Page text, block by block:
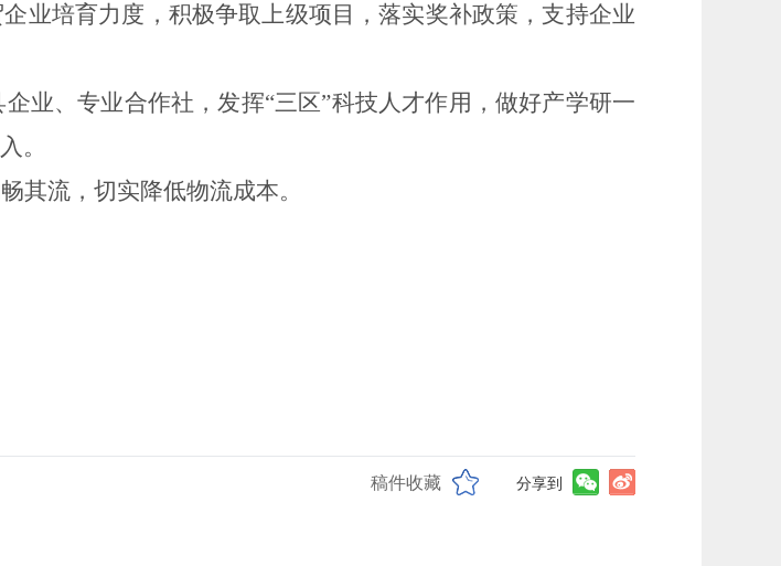
业培育力度，积极争取上级项目，落实奖补政策，支持企业
业、专业合作社，发挥“三区”科技人才作用，做好产学研一
。
其流，切实降低物流成本。
稿件收藏 分享到